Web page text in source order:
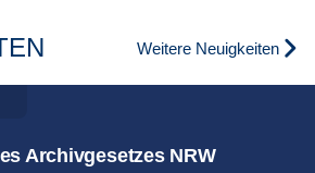
Archivgesetzes NRW
Weitere Neuigkeiten